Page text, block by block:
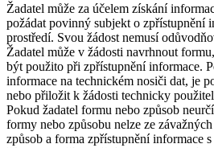
Žadatel může za účelem získání
požádat povinný subjekt o zpřístupnění
prostředí. Svou žádost nemusí
Žadatel může v žádosti navrhnout
být použito při zpřístupnění informace.
informace na technickém nosiči dat, je
nebo přiložit k žádosti technicky
Pokud žadatel formu nebo způsob
formy nebo způsobu nelze ze
způsob a forma zpřístupnění informace